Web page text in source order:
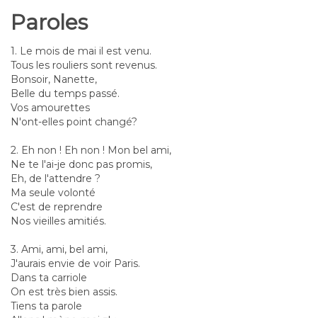
Paroles
1. Le mois de mai il est venu.
Tous les rouliers sont revenus.
Bonsoir, Nanette,
Belle du temps passé.
Vos amourettes
N'ont-elles point changé?
2. Eh non ! Eh non ! Mon bel ami,
Ne te l'ai-je donc pas promis,
Eh, de l'attendre ?
Ma seule volonté
C'est de reprendre
Nos vieilles amitiés.
3. Ami, ami, bel ami,
J'aurais envie de voir Paris.
Dans ta carriole
On est très bien assis.
Tiens ta parole